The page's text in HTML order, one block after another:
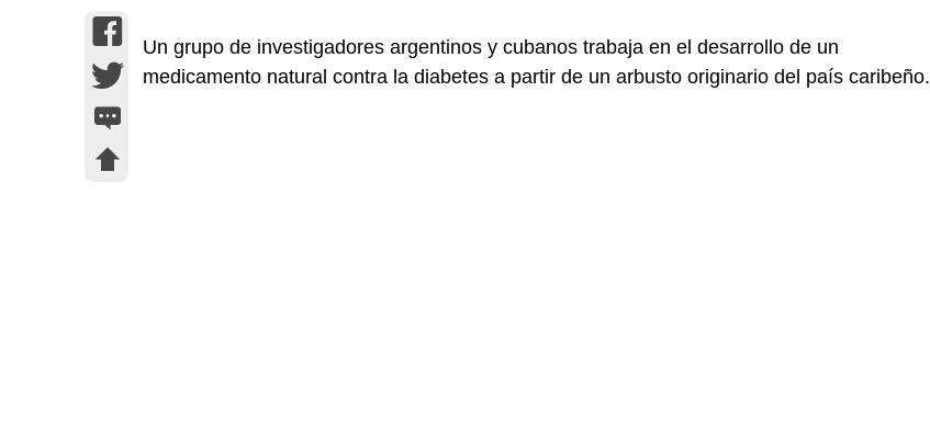
Un grupo de investigadores argentinos y cubanos trabaja en el desarrollo de un
medicamento natural contra la diabetes a partir de un arbusto originario del país caribeño.